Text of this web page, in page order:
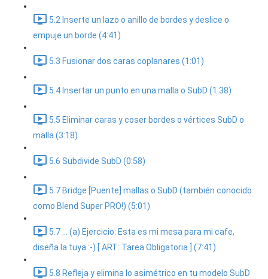
5.2 Inserte un lazo o anillo de bordes y deslice o
empuje un borde (4:41)
5.3 Fusionar dos caras coplanares (1:01)
5.4 Insertar un punto en una malla o SubD (1:38)
5.5 Eliminar caras y coser bordes o vértices SubD o
malla (3:18)
5.6 Subdivide SubD (0:58)
5.7 Bridge [Puente] mallas o SubD (también conocido
como Blend Super PRO!) (5:01)
5.7 ... (a) Ejercicio: Esta es mi mesa para mi cafe,
diseña la tuya :-) [ ART: Tarea Obligatoria ] (7:41)
5.8 Refleja y elimina lo asimétrico en tu modelo SubD